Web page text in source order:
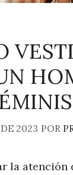
2023 POR
la atención